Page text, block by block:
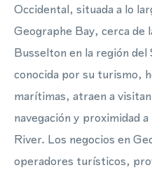
Occidental, situada a lo
Geographe Bay, cerca de
Busselton en la región del
conocida por su turismo,
marítimas, atraen a
navegación y proximidad
River. Los negocios en
operadores turísticos,